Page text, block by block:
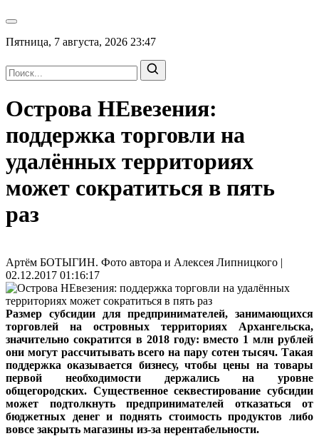
Пятница, 7 августа, 2026 23:47
Острова НЕвезения:
поддержка торговли на
удалённых территориях
может сократиться в пять
раз
Артём БОТЫГИН. Фото автора и Алексея Липницкого |
02.12.2017 01:16:17
Размер субсидии для предпринимателей, занимающихся
торговлей на островных территориях Архангельска,
значительно сократится в 2018 году: вместо 1 млн рублей
они могут рассчитывать всего на пару сотен тысяч. Такая
поддержка оказывается бизнесу, чтобы цены на товары
первой необходимости держались на уровне
общегородских. Существенное секвестирование субсидии
может подтолкнуть предпринимателей отказаться от
бюджетных денег и поднять стоимость продуктов либо
вовсе закрыть магазины из-за нерентабельности.